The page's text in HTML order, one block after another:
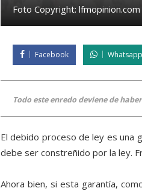
Foto Copyright: lfmopinion.com
Facebook Whatsapp
Todo este enredo deviene de
El debido proceso de ley es una
debe ser constreñido por la ley.
Ahora bien, si esta garantía,